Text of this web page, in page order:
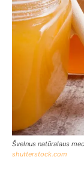
Švelnus natūralaus
shutterstock.com